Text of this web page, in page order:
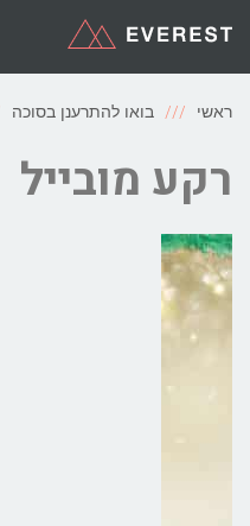
ראשי בואו להתרענן בסוכה
רקע מובייל